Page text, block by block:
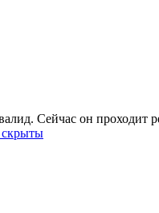
Сейчас он проходит